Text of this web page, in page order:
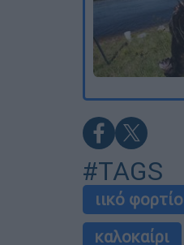
#TAGS
ιικό φορτίο
καλοκαίρι